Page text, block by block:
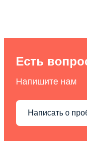
Есть
Напишите нам
Написать о